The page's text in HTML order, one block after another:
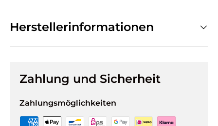
Herstellerinformationen
Zahlung und Sicherheit
Zahlungsmöglichkeiten